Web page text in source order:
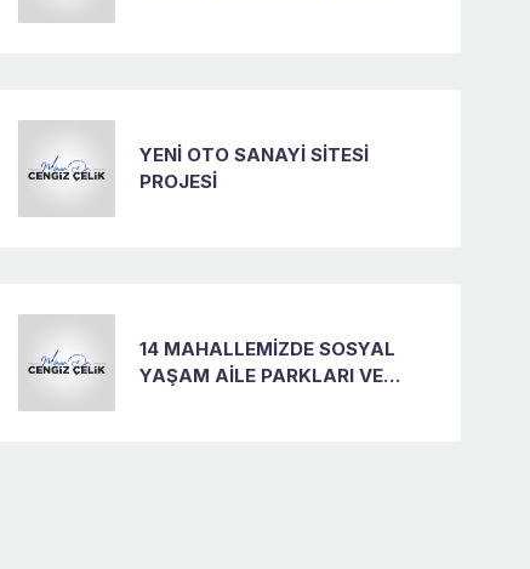
YENİ OTO SANAYİ SİTESİ
PROJESİ
14 MAHALLEMİZDE SOSYAL
YAŞAM AİLE PARKLARI VE